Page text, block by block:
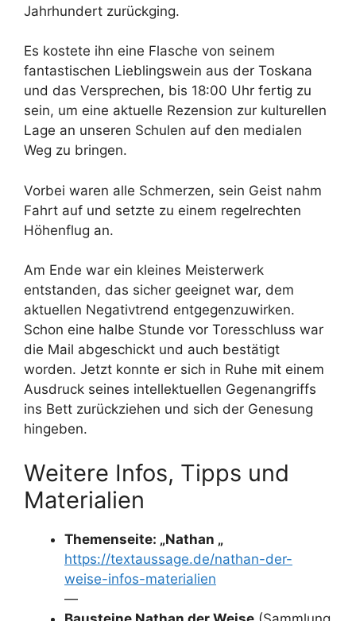
Jahrhundert zurückging.
Es kostete ihn eine Flasche von seinem
fantastischen Lieblingswein aus der Toskana
und das Versprechen, bis 18:00 Uhr fertig zu
sein, um eine aktuelle Rezension zur kulturellen
Lage an unseren Schulen auf den medialen
Weg zu bringen.
Vorbei waren alle Schmerzen, sein Geist nahm
Fahrt auf und setzte zu einem regelrechten
Höhenflug an.
Am Ende war ein kleines Meisterwerk
entstanden, das sicher geeignet war, dem
aktuellen Negativtrend entgegenzuwirken.
Schon eine halbe Stunde vor Toresschluss war
die Mail abgeschickt und auch bestätigt
worden. Jetzt konnte er sich in Ruhe mit einem
Ausdruck seines intellektuellen Gegenangriffs
ins Bett zurückziehen und sich der Genesung
hingeben.
Weitere Infos, Tipps und
Materialien
Themenseite: „Nathan „
https://textaussage.de/nathan-der-
weise-infos-materialien
—